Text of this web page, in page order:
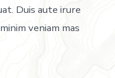
Duis aute irure
veniam mas